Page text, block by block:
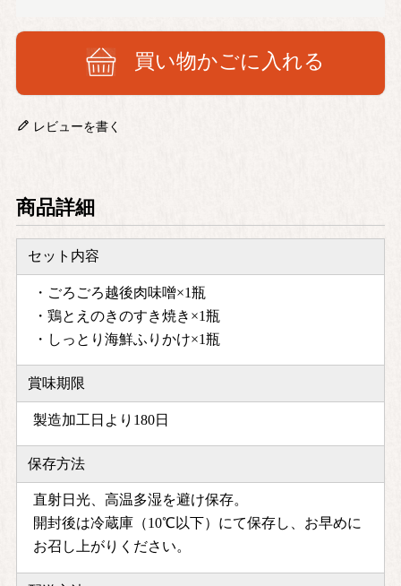
買い物かごに入れる
レビューを書く
商品詳細
セット内容
・ごろごろ越後肉味噌×1瓶
・鶏とえのきのすき焼き×1瓶
・しっとり海鮮ふりかけ×1瓶
賞味期限
製造加工日より180日
保存方法
直射日光、高温多湿を避け保存。
開封後は冷蔵庫（10℃以下）にて保存し、お早めに
お召し上がりください。